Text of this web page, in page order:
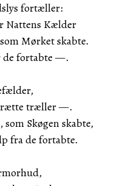
fortæller:
Nattens Kælder
Mørket skabte.
de fortabte —.
trætte træller —.
Skøgen skabte,
fra de fortabte.